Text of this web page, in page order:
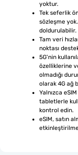
yoktur.
Tek seferlik
sözleşme
doldurulabilir.
Tam veri
noktası
5G'nin
özelliklerine
olmadığı
olarak 4G ağ
Yalnızca
tabletlerle
kontrol edin.
eSIM, satın